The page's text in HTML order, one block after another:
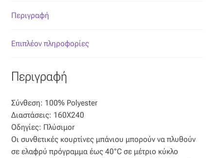
Μουσελίνα
Μπροκάρ
Οργάντζα με κέντημα
Οργάντζα με ταφτά
Περιγραφή
Επιπλέον πληροφορίες
Περιγραφή
Σύνθεση: 100% Polyester
Διαστάσεις: 160X240
Οδηγίες: Πλύσιμοr
Οι συνθετικές κουρτίνες μπάνιου μπορούν να πλυθούν
σε ελαφρύ πρόγραμμα έως 40°C σε μέτριο κύκλο